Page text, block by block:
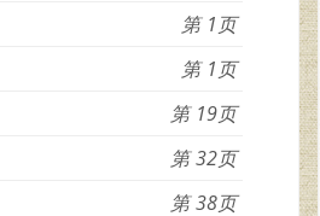
1
1
19
32
38